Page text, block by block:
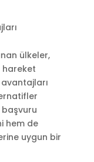
ülkeler,
hareket
hem de
uygun bir